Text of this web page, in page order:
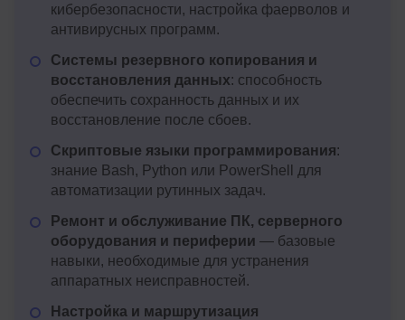
кибербезопасности, настройка фаерволов и
антивирусных программ.
Системы резервного копирования и
восстановления данных: способность
обеспечить сохранность данных и их
восстановление после сбоев.
Скриптовые языки программирования:
знание Bash, Python или PowerShell для
автоматизации рутинных задач.
Ремонт и обслуживание ПК, серверного
оборудования и периферии — базовые
навыки, необходимые для устранения
аппаратных неисправностей.
Настройка и маршрутизация